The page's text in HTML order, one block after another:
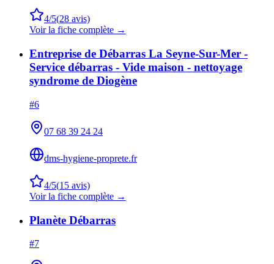
4/5(28 avis)
Voir la fiche complète →
Entreprise de Débarras La Seyne-Sur-Mer -
Service débarras - Vide maison - nettoyage
syndrome de Diogène
#6
07 68 39 24 24
dms-hygiene-proprete.fr
4/5(15 avis)
Voir la fiche complète →
Planète Débarras
#7